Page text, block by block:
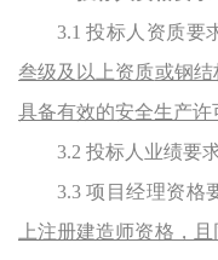
3.1 投标人资质要
叁级及以上资质或钢结
具备有效的安全生产许
3.2 投标人业绩要
3.3 项目经理资格
上注册建造师资格，